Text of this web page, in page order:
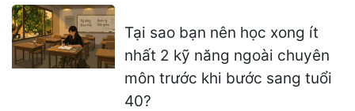
Tại sao bạn nên học xong ít
nhất 2 kỹ năng ngoài chuyên
môn trước khi bước sang tuổi
40?